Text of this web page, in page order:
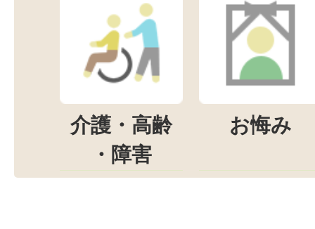
介護・高齢
・障害
お悔み